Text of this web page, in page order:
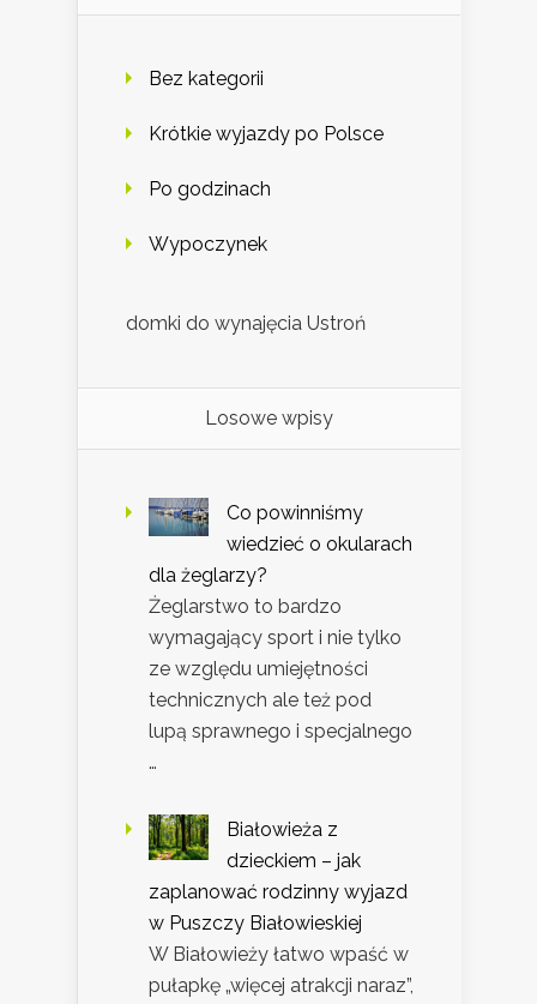
Bez kategorii
Krótkie wyjazdy po Polsce
Po godzinach
Wypoczynek
domki do wynajęcia Ustroń
Losowe wpisy
Co powinniśmy
wiedzieć o okularach
dla żeglarzy?
Żeglarstwo to bardzo
wymagający sport i nie tylko
ze względu umiejętności
technicznych ale też pod
lupą sprawnego i specjalnego
…
Białowieża z
dzieckiem – jak
zaplanować rodzinny wyjazd
w Puszczy Białowieskiej
W Białowieży łatwo wpaść w
pułapkę „więcej atrakcji naraz”,